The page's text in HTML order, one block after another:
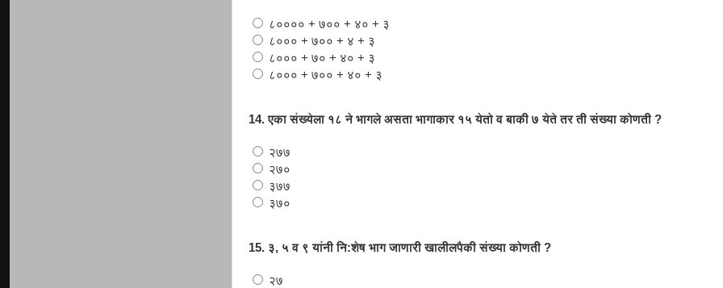
८०००० + ७०० + ४० + ३
८००० + ७०० + ४ + ३
८००० + ७० + ४० + ३
८००० + ७०० + ४० + ३
14. एका संख्येला १८ ने भागले असता भागाकार १५ येतो व बाकी ७ येते तर ती संख्या कोणती ?
२७७
२७०
३७७
३७०
15. ३, ५ व ९ यांनी नि:शेष भाग जाणारी खालीलपैकी संख्या कोणती ?
२७